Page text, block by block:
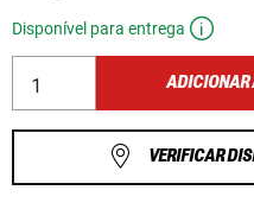
Disponível para entrega
ADICIONAR
VERIFICAR